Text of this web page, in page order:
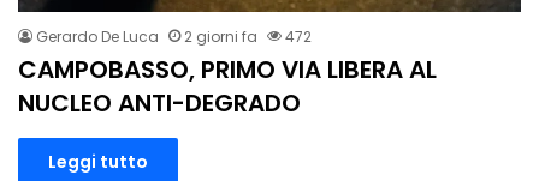
Gerardo De Luca 2 giorni fa 472
CAMPOBASSO, PRIMO VIA LIBERA AL
NUCLEO ANTI-DEGRADO
Leggi tutto